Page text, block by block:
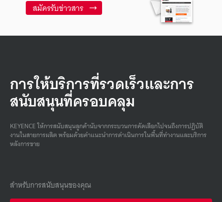
สมัครรับข่าวสาร
การให้บริการที่รวดเร็วและการ
สนับสนุนที่ครอบคลุม
KEYENCE ให้การสนับสนุนลูกค้านับจากกระบวนการคัดเลือกไปจนถึงการปฏิบัติ
งานในสายการผลิต พร้อมด้วยคําแนะนําการดําเนินการในพื้นที่ทํางานและบริการ
หลังการขาย
สำหรับการสนับสนุนของคุณ